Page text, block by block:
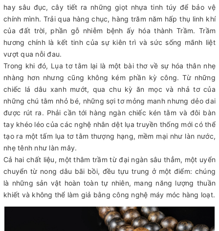
hay sâu đục, cây tiết ra những giọt nhựa tinh túy để bảo vệ
chính mình. Trải qua hàng chục, hàng trăm năm hấp thụ linh khí
của đất trời, phần gỗ nhiễm bệnh ấy hóa thành Trầm. Trầm
hương chính là kết tinh của sự kiên trì và sức sống mãnh liệt
vượt qua nỗi đau.
Trong khi đó, Lụa tơ tằm lại là một bài thơ về sự hóa thân nhẹ
nhàng hơn nhưng cũng không kém phần kỳ công. Từ những
chiếc lá dâu xanh mướt, qua chu kỳ ăn mọc và nhả tơ của
những chú tằm nhỏ bé, những sợi tơ mỏng manh nhưng dẻo dai
được rút ra. Phải cần tới hàng ngàn chiếc kén tằm và đôi bàn
tay khéo léo của các nghệ nhân dệt lụa truyền thống mới có thể
tạo ra một tấm lụa tơ tằm thượng hạng, mềm mại như làn nước,
nhẹ tênh như làn mây.
Cả hai chất liệu, một thâm trầm từ đại ngàn sâu thẳm, một uyển
chuyển từ nong dâu bãi bồi, đều tựu trung ở một điểm: chúng
là những sản vật hoàn toàn tự nhiên, mang năng lượng thuần
khiết và không thể làm giả bằng công nghệ máy móc hàng loạt.